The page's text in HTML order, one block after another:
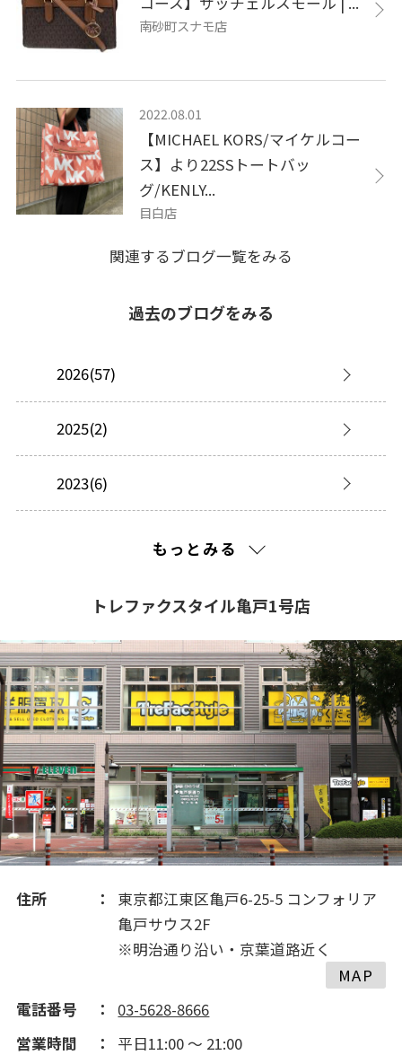
南砂町スナモ店
2022.08.01
【MICHAEL KORS/マイケルコー
ス】より22SSトートバッ
グ/KENLY...
目白店
関連するブログ一覧をみる
過去のブログをみる
2026(57)
2025(2)
2023(6)
2020(210)
2019(195)
2018(195)
もっとみる
トレファクスタイル亀戸1号店
住所
東京都江東区亀戸6-25-5 コンフォリア
亀戸サウス2F
※明治通り沿い・京葉道路近く
MAP
電話番号
03-5628-8666
営業時間
平日11:00 ～ 21:00